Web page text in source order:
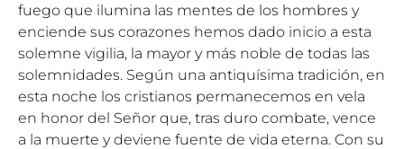
fuego que ilumina las mentes de los hombres y
enciende sus corazones hemos dado inicio a esta
solemne vigilia, la mayor y más noble de todas las
solemnidades. Según una antiquísima tradición, en
esta noche los cristianos permanecemos en vela
en honor del Señor que, tras duro combate, vence
a la muerte y deviene fuente de vida eterna. Con su